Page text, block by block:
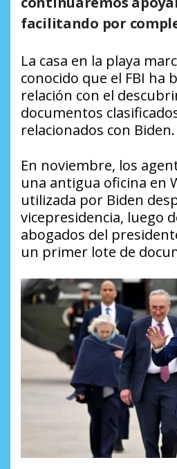
facilitando por
La casa en la playa
conocido que el FBI ha
relación con el
documentos
relacionados con Biden.
En noviembre, los
una antigua oficina en
utilizada por Biden
vicepresidencia, luego
abogados del
un primer lote de